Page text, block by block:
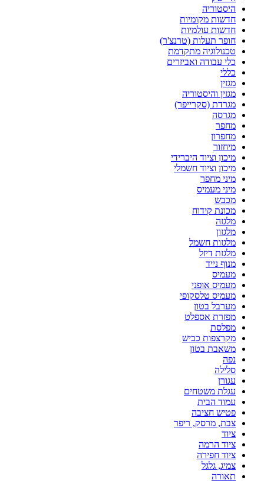
היסטוריה
חדשות מקומיות
חדשות עולמיות
חופר תעלות (טרנצ'ר)
טכנולוגיה מתקדמת
כלי עבודה ואביזרים
כללי
מגזין
מגזין והיסטוריה
מגרדת (סקרייפר)
מגרסה
מחפר
מחפרון
מיחזור
מיכון וציוד היברידי
מיכון וציוד חשמלי
מיני מחפר
מיני מעמיס
מכבש
מכונת קידוח
מלגזה
מלגזון
מלגזות חשמל
מלגזת דיזל
מנוף נייד
מעמיס
מעמיס אופני
מעמיס טלסקופי
מערבל בטון
מפזרת אספלט
מפלסת
מקרצפות כביש
משאבת בטון
נפה
סלילה
עגורן
עגלת משטחים
עמוד הבית
פטיש חציבה
צבת, מרסק, ריפר
ציוד
ציוד הרמה
ציוד חפירה
צמיג, גלגל
תאורה